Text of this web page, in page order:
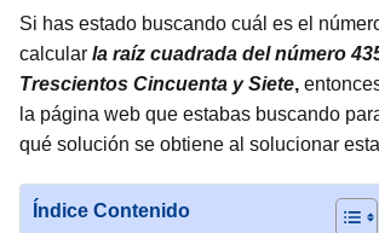
Si has estado buscando cuál es el
calcular la raíz cuadrada del número
Trescientos Cincuenta y Siete,
la página web que estabas buscando
qué solución se obtiene al solucionar
Índice Contenido